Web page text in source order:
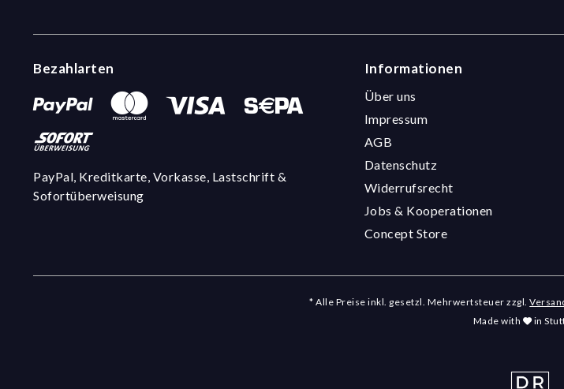
Bezahlarten
PayPal, Kreditkarte, Vorkasse, Lastschrift &
Sofortüberweisung
Informationen
Über uns
Impressum
AGB
Datenschutz
Widerrufsrecht
Jobs & Kooperationen
Concept Store
* Alle Preise inkl. gesetzl. Mehrwertsteuer zzgl.
Made with
in